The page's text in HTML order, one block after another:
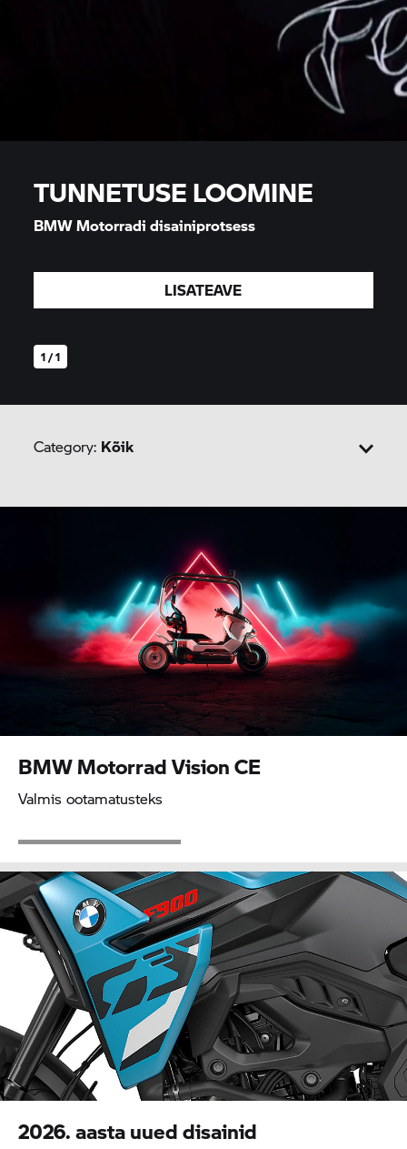
1 / 1
TUNNETUSE LOOMINE
BMW Motorradi disainiprotsess
LISATEAVE
Category: Kõik
Sport
Heritage
Tour
Adventure
BMW MotorradVision CE
Valmis ootamatusteks
2026. aasta uued disainid